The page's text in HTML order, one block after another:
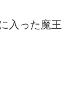
入った魔王